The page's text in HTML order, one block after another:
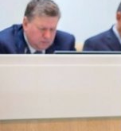
работает
А еще мы